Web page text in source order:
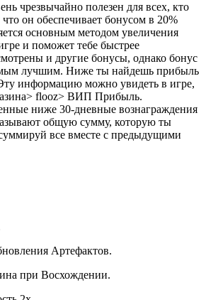
чрезвычайно полезен для всех, кто
он обеспечивает бонусом в 20%
основным методом увеличения
и поможет тебе быстрее
и другие бонусы, однако бонус
лучшим. Ниже ты найдешь прибыль
информацию можно увидеть в игре,
flooz> ВИП Прибыль.
ниже 30-дневные вознаграждения
общую сумму, которую ты
все вместе с предыдущими
Артефактов.
при Восхождении.